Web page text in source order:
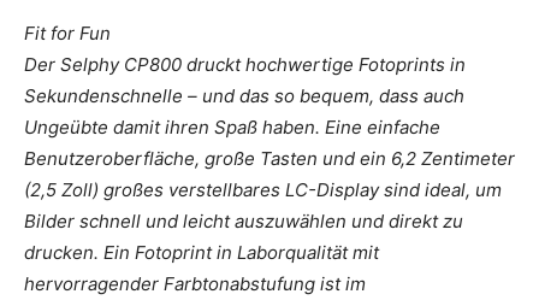
Fit for Fun
Der Selphy CP800 druckt hochwertige Fotoprints in
Sekundenschnelle – und das so bequem, dass auch
Ungeübte damit ihren Spaß haben. Eine einfache
Benutzeroberfläche, große Tasten und ein 6,2 Zentimeter
(2,5 Zoll) großes verstellbares LC-Display sind ideal, um
Bilder schnell und leicht auszuwählen und direkt zu
drucken. Ein Fotoprint in Laborqualität mit
hervorragender Farbtonabstufung ist im